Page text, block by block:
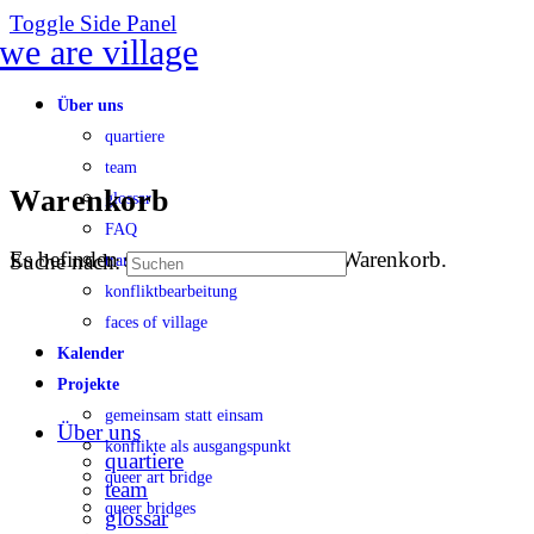
Toggle Side Panel
Über uns
quartiere
team
glossar
FAQ
transparenz
konfliktbearbeitung
faces of village
Kalender
Projekte
gemeinsam statt einsam
konflikte als ausgangspunkt
queer art bridge
queer bridges
Warenkorb
Es befinden sich keine Produkte im Warenkorb.
Suche nach:
Über uns
quartiere
team
glossar